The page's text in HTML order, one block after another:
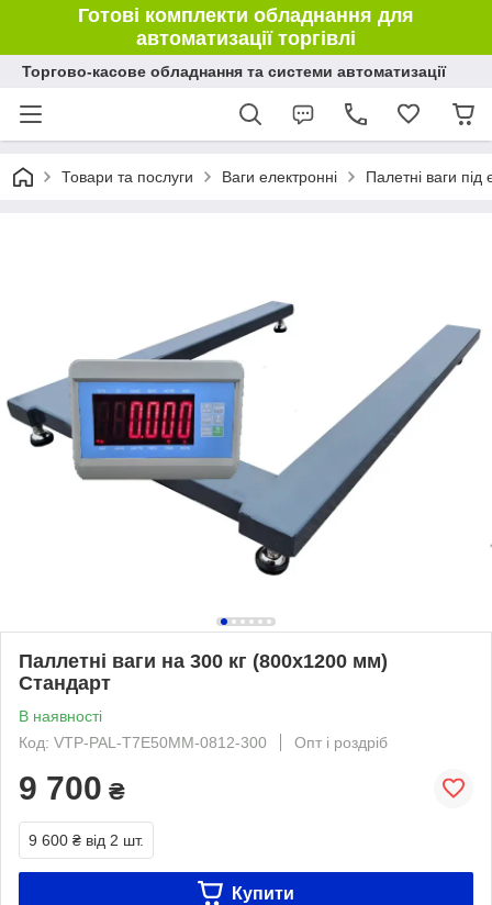
Готові комплекти обладнання для
автоматизації торгівлі
Торгово-касове обладнання та системи автоматизації
Товари та послуги Ваги електронні Палетні ваги під
Паллетні ваги на 300 кг (800х1200 мм)
Стандарт
В наявності
Код: VTP-PAL-Т7Е50ММ-0812-300
Опт і роздріб
9 700 ₴
9 600 ₴ від 2 шт.
Купити